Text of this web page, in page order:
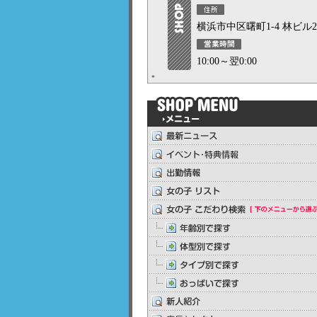
横浜市中区曙町1-4 林ビル
10:00～翌0:00